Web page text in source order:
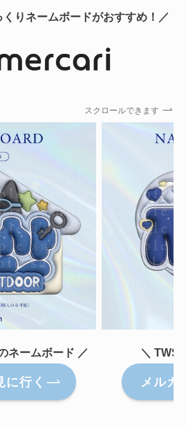
りネームボードがおすすめ！／
スクロールできます
ネームボード ／
に行く
＼ TWS
メルカ